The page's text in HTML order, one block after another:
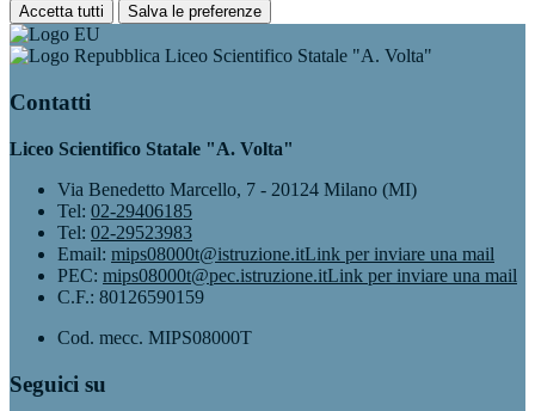
Accetta tutti Salva le preferenze
Liceo Scientifico Statale "A. Volta"
Contatti
Liceo Scientifico Statale "A. Volta"
Via Benedetto Marcello, 7 - 20124 Milano (MI)
Tel: 02-29406185
Tel: 02-29523983
Email: mips08000t@istruzione.itLink per inviare una mail
PEC: mips08000t@pec.istruzione.itLink per inviare una mail
C.F.: 80126590159
Cod. mecc. MIPS08000T
Seguici su